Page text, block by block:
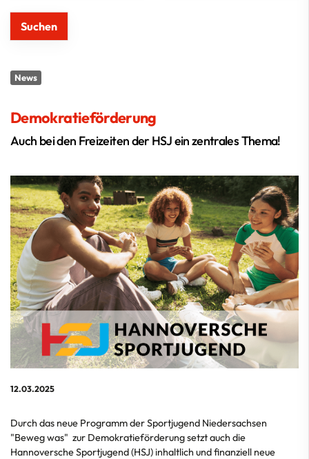
News
Demokratieförderung
Auch bei den Freizeiten der HSJ ein zentrales Thema!
12.03.2025
Durch das neue Programm der Sportjugend Niedersachsen
"Beweg was" zur Demokratieförderung setzt auch die
Hannoversche Sportjugend (HSJ) inhaltlich und finanziell neue